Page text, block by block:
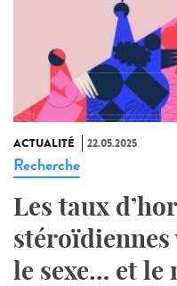
ACTUALITÉ 22.05.2025
Recherche
Les taux
stéroïdiennes
le sexe… et le